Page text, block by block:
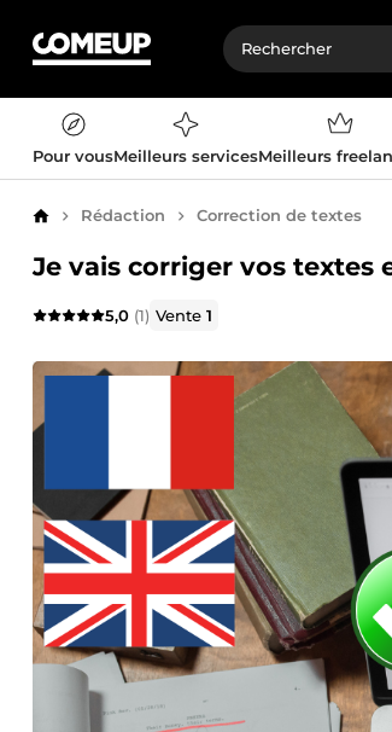
Pour vousMeilleurs servicesMeilleurs
AccueilRédaction Correction de textes
Je vais corriger vos textes
5,0 (1) Vente1